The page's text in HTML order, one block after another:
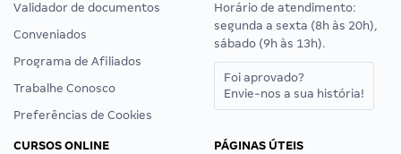
Validador de documentos
Conveniados
Programa de Afiliados
Trabalhe Conosco
Preferências de Cookies
Horário de atendimento:
segunda a sexta (8h às 20h),
sábado (9h às 13h).
Foi aprovado?
Envie-nos a sua história!
CURSOS ONLINE
PÁGINAS ÚTEIS